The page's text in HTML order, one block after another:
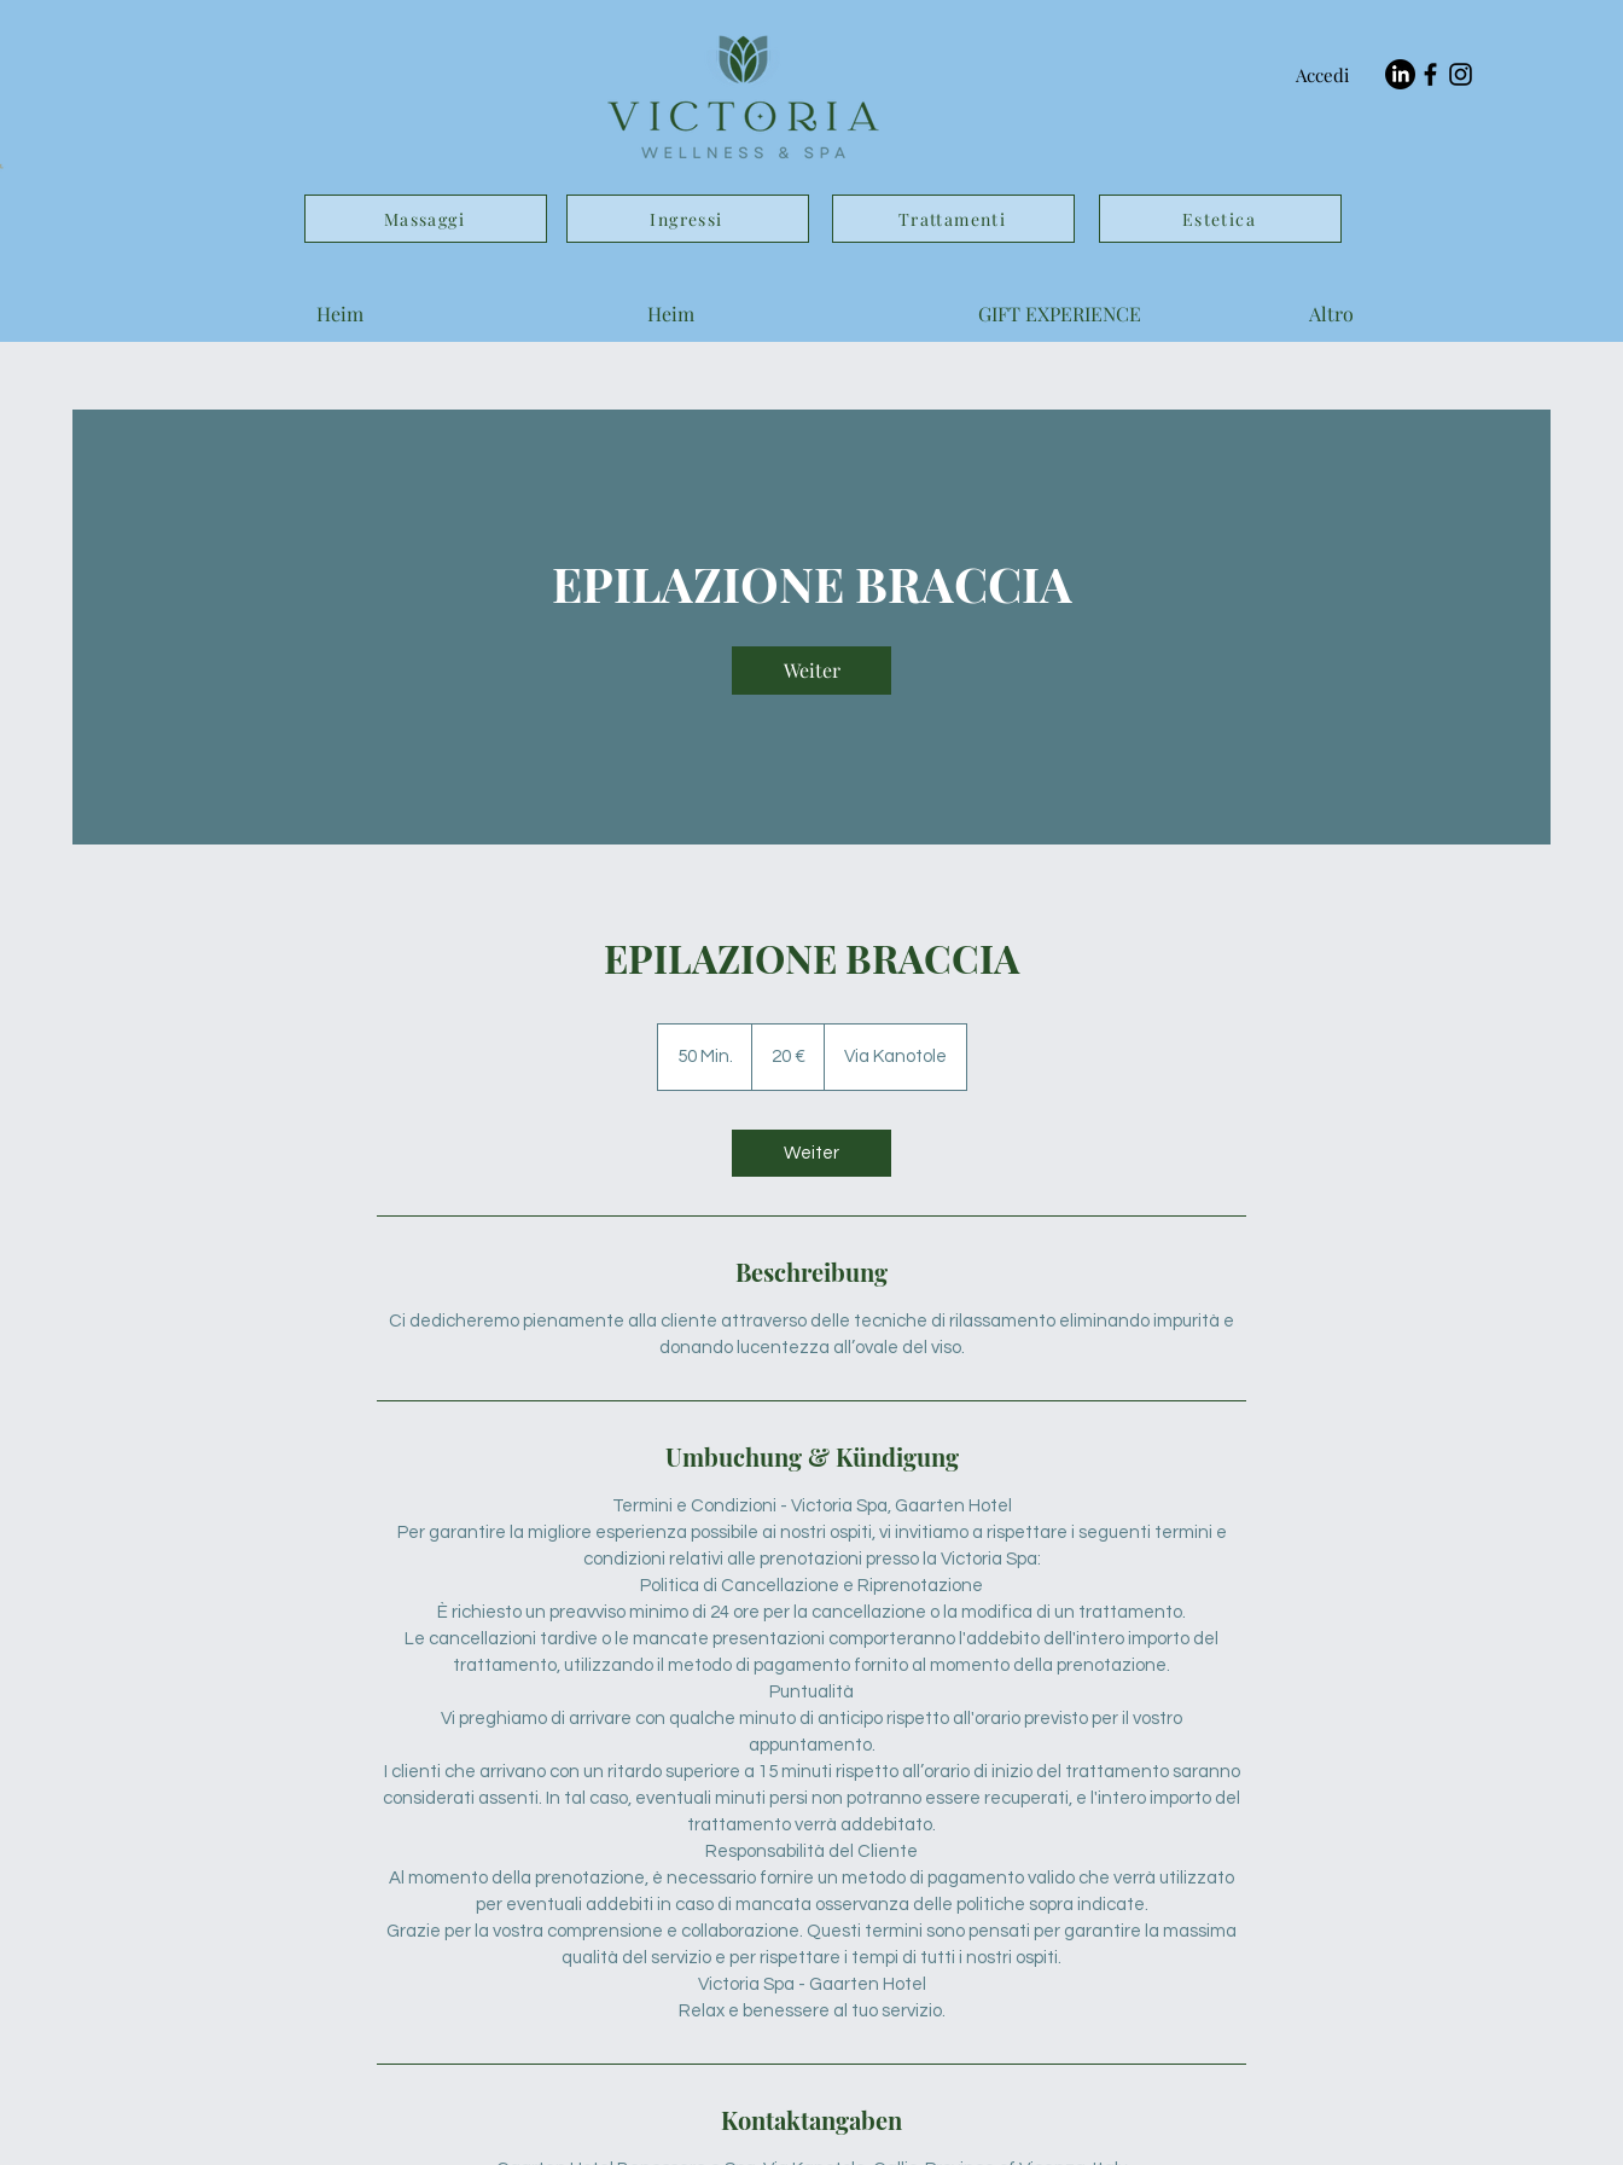
Accedi
Massaggi Ingressi Trattamenti Estetica
Heim Heim GIFT EXPERIENCE Altro
EPILAZIONE BRACCIA
Weiter
EPILAZIONE BRACCIA
50 Min. 20 € Via Kanotole
Weiter
Beschreibung
Ci dedicheremo pienamente alla cliente attraverso delle tecniche di rilassamento eliminando impurità e
donando lucentezza all’ovale del viso.
Umbuchung & Kündigung
Termini e Condizioni - Victoria Spa, Gaarten Hotel
Per garantire la migliore esperienza possibile ai nostri ospiti, vi invitiamo a rispettare i seguenti termini e
condizioni relativi alle prenotazioni presso la Victoria Spa:
Politica di Cancellazione e Riprenotazione
È richiesto un preavviso minimo di 24 ore per la cancellazione o la modifica di un trattamento.
Le cancellazioni tardive o le mancate presentazioni comporteranno l'addebito dell'intero importo del
trattamento, utilizzando il metodo di pagamento fornito al momento della prenotazione.
Puntualità
Vi preghiamo di arrivare con qualche minuto di anticipo rispetto all'orario previsto per il vostro
appuntamento.
I clienti che arrivano con un ritardo superiore a 15 minuti rispetto all’orario di inizio del trattamento saranno
considerati assenti. In tal caso, eventuali minuti persi non potranno essere recuperati, e l'intero importo del
trattamento verrà addebitato.
Responsabilità del Cliente
Al momento della prenotazione, è necessario fornire un metodo di pagamento valido che verrà utilizzato
per eventuali addebiti in caso di mancata osservanza delle politiche sopra indicate.
Grazie per la vostra comprensione e collaborazione. Questi termini sono pensati per garantire la massima
qualità del servizio e per rispettare i tempi di tutti i nostri ospiti.
Victoria Spa - Gaarten Hotel
Relax e benessere al tuo servizio.
Kontaktangaben